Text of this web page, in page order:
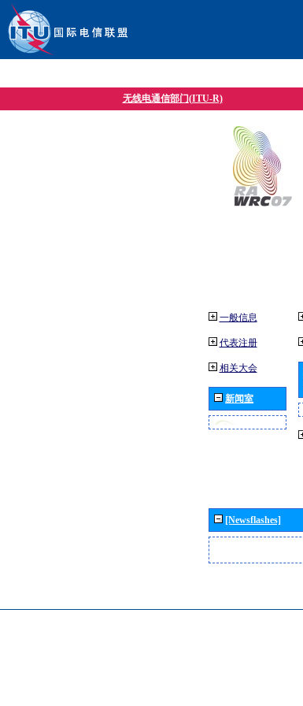
无线电通信部门(ITU-R)
一般信息
代表注册
相关大会
新闻室
[Newsflashes]